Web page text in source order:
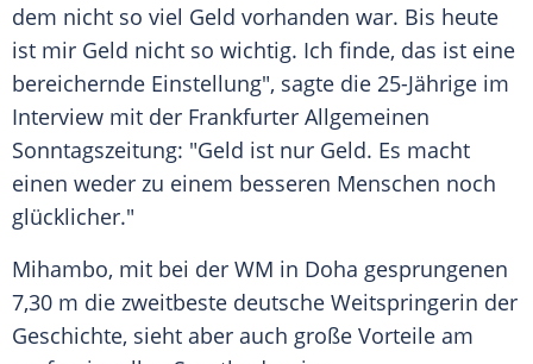
dem nicht so viel Geld vorhanden war. Bis heute
ist mir Geld nicht so wichtig. Ich finde, das ist eine
bereichernde Einstellung", sagte die 25-Jährige im
Interview mit der Frankfurter Allgemeinen
Sonntagszeitung: "Geld ist nur Geld. Es macht
einen weder zu einem besseren Menschen noch
glücklicher."
Mihambo, mit bei der WM in Doha gesprungenen
7,30 m die zweitbeste deutsche Weitspringerin der
Geschichte, sieht aber auch große Vorteile am